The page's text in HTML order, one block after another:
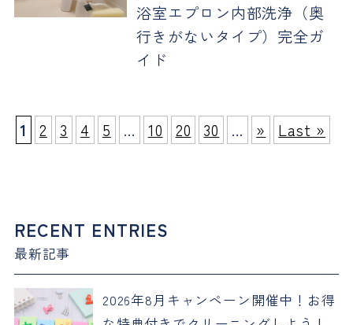
浴室エプロン内部洗浄（奥
行きがないタイプ）完全ガ
イド
1 2 3 4 5 ... 10 20 30 ... » Last »
RECENT ENTRIES
最新記事
2026年8月キャンペーン開催中！お得